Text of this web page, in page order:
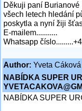
Děkuji paní Burianové
všech letech hledání
poskytla a nyní žiji
E-mailem...........
Whatsapp
Author: Yveta Cáková
NABÍDKA SUPER
NABÍDKA SUPER